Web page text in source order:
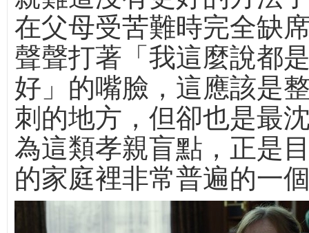
在父母受苦難時完全缺
聲聲打著「我這麼說都
好」的嘴臉，這應該是
刺的地方，但卻也是最
為這類孝親盲點，正是
的家庭裡非常普遍的一